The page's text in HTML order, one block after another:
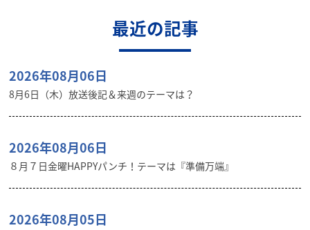
最近の記事
2026年08月06日
8月6日（木）放送後記＆来週のテーマは？
2026年08月06日
８月７日金曜HAPPYパンチ！テーマは『準備万端』
2026年08月05日